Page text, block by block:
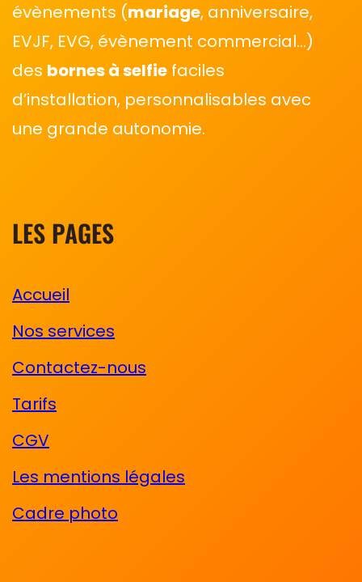
évènements (mariage, anniversaire,
EVJF, EVG, évènement commercial…)
des bornes à selfie faciles
d’installation, personnalisables avec
une grande autonomie.
LES PAGES
Accueil
Nos services
Contactez-nous
Tarifs
CGV
Les mentions légales
Cadre photo